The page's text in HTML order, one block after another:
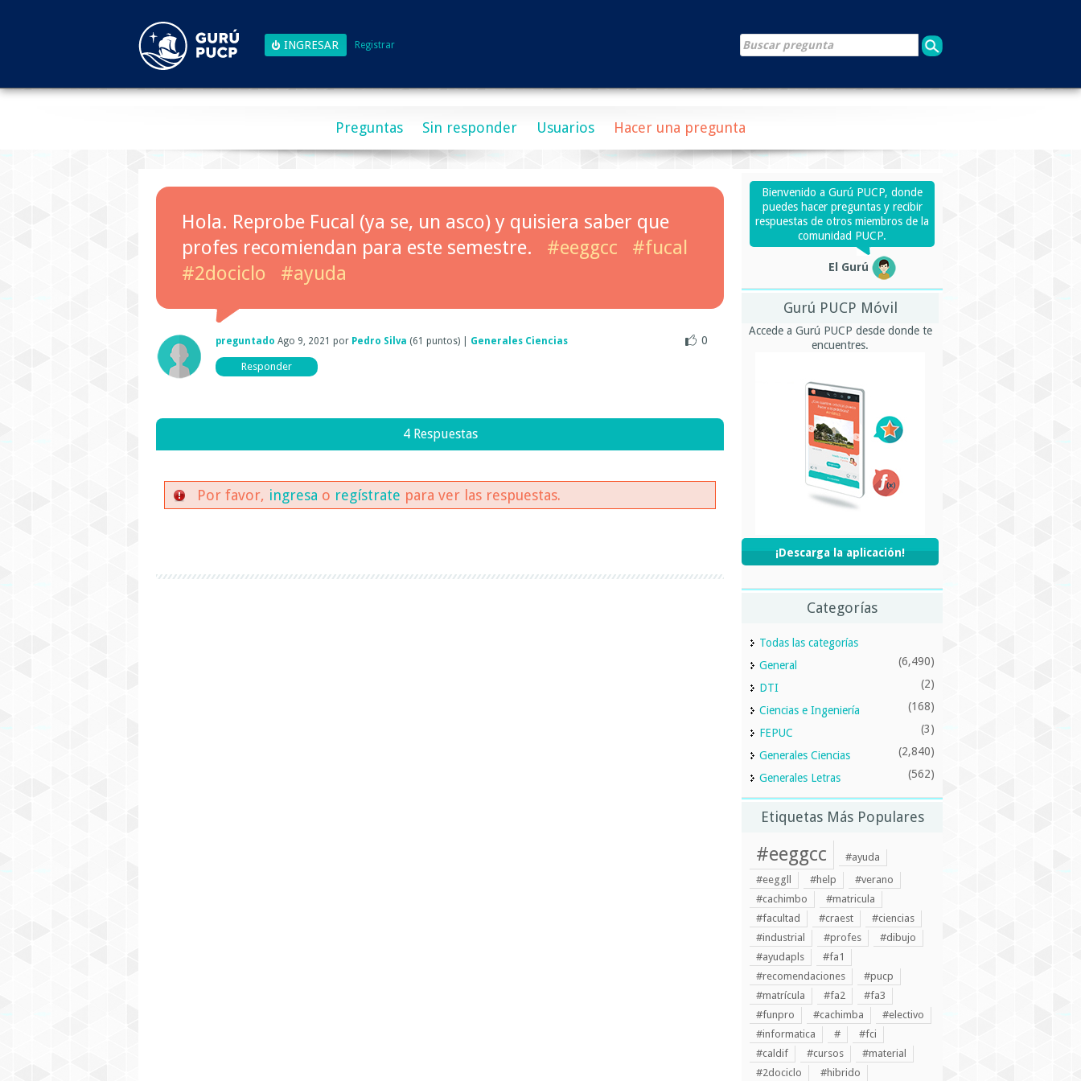
Registrar
Preguntas Sin responder Usuarios Hacer una pregunta
Hola. Reprobe Fucal (ya se, un asco) y quisiera saber que
profes recomiendan para este semestre.
#eeggcc
#fucal
#2dociclo
#ayuda
0
preguntado Ago 9, 2021 por Pedro Silva (61 puntos) Generales Ciencias
4 Respuestas
Por favor, ingresa o regístrate para ver las respuestas.
Bienvenido a Gurú PUCP, donde
puedes hacer preguntas y recibir
respuestas de otros miembros de la
comunidad PUCP.
El Gurú
Gurú PUCP Móvil
Accede a Gurú PUCP desde donde te
encuentres.
¡Descarga la aplicación!
Categorías
Todas las categorías
General
(6,490)
DTI (2)
Ciencias e Ingeniería (168)
FEPUC (3)
Generales Ciencias (2,840)
Generales Letras (562)
Etiquetas Más Populares
#eeggcc
#ayuda
#eeggll
#help
#verano
#cachimbo
#matricula
#facultad
#craest
#ciencias
#industrial
#profes
#dibujo
#ayudapls
#fa1
#recomendaciones
#pucp
#matrícula
#fa2
#fa3
#funpro
#cachimba
#electivo
#informatica
#
#fci
#caldif
#cursos
#material
#2dociclo
#hibrido